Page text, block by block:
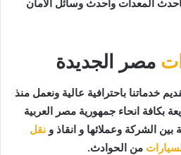
المعدات وأحدث وسائل الأمان
مصر الجديدة
خدماتنا باحترافية عالية ونعمل منذ
بكافة انحاء جمهورية مصر العربية
بين الشركة وعملائها و انقاذ و نقل
من الحوادث.